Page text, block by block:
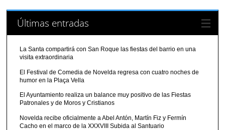
Últimas entradas
La Santa compartirá con San Roque las fiestas del barrio en una
visita extraordinaria
El Festival de Comedia de Novelda regresa con cuatro noches de
humor en la Plaça Vella
El Ayuntamiento realiza un balance muy positivo de las Fiestas
Patronales y de Moros y Cristianos
Novelda recibe oficialmente a Abel Antón, Martín Fiz y Fermín
Cacho en el marco de la XXXVIII Subida al Santuario